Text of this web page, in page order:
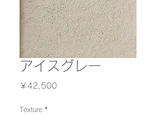
アイスグレー
￥42,500
Texture *